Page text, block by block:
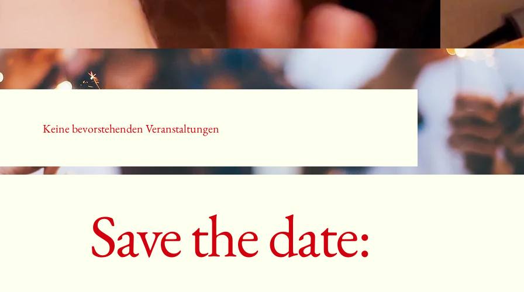
Keine bevorstehenden Veranstaltungen
Save the date: